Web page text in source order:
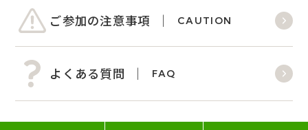
ご参加の注意事項 CAUTION
よくある質問 FAQ